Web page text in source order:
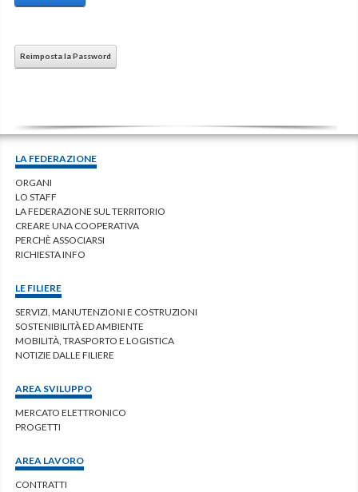
Reimposta la Password
LA FEDERAZIONE
ORGANI
LO STAFF
LA FEDERAZIONE SUL TERRITORIO
CREARE UNA COOPERATIVA
PERCHÈ ASSOCIARSI
RICHIESTA INFO
LE FILIERE
SERVIZI, MANUTENZIONI E COSTRUZIONI
SOSTENIBILITÀ ED AMBIENTE
MOBILITÀ, TRASPORTO E LOGISTICA
NOTIZIE DALLE FILIERE
AREA SVILUPPO
MERCATO ELETTRONICO
PROGETTI
AREA LAVORO
CONTRATTI